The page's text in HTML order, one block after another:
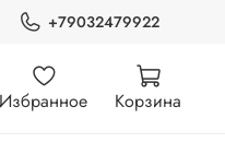
+79032479922
Избранное Корзина